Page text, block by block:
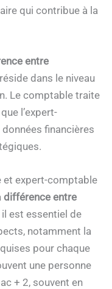
qui contribue à la
entre
réside dans le niveau
Le comptable traite
l’expert-
financières
et expert-comptable
différence entre
il est essentiel de
notamment la
pour chaque
une personne
+ 2, souvent en